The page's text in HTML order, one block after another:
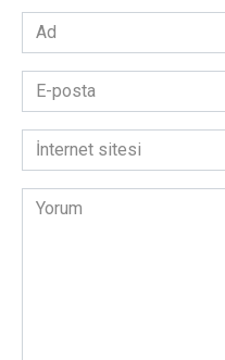
Ad
*
posta
*İnternet
sitesi
Yorum